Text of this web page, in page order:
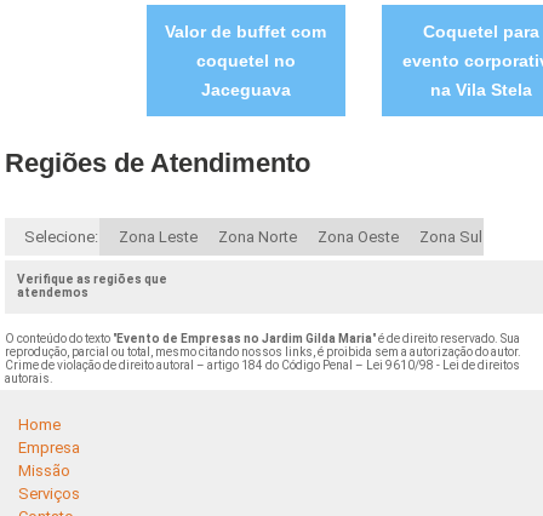
Valor de buffet com
coquetel no
Jaceguava
Coquetel para
evento
na Vila Stela
Regiões de Atendimento
Selecione: Zona Leste Zona Norte Zona Oeste Zona Sul
Verifique as regiões que
atendemos
O conteúdo do texto "Evento de Empresas no Jardim Gilda Maria" é de direito reservado. Sua
reprodução, parcial ou total, mesmo citando nossos links, é proibida sem a autorização do autor.
Crime de violação de direito autoral – artigo 184 do Código Penal –
Lei 9610/98 - Lei de direitos
autorais
Home
Empresa
Missão
Serviços